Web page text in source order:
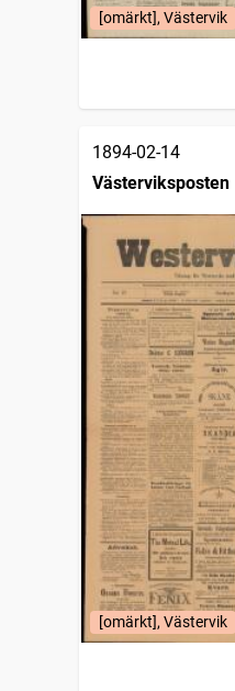
[omärkt], Västervik
1894-02-14
Västerviksposten
[omärkt], Västervik